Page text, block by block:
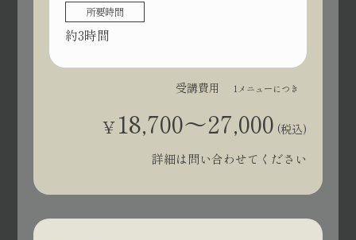
所要時間
約3時間
受講費用 1メニューにつき
¥ 18,700〜27,000 (税込)
詳細は問い合わせてください